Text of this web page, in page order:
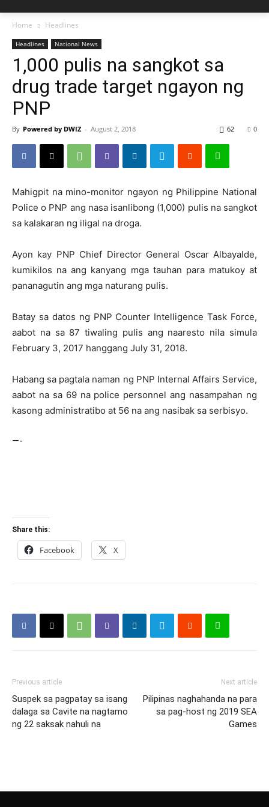
Home Headlines
Headlines National News
1,000 pulis na sangkot sa
drug trade target ngayon ng
PNP
By Powered by DWIZ - August 2, 2018 0
62
Mahigpit na mino-monitor ngayon ng Philippine National
Police o PNP ang nasa isanlibong (1,000) pulis na sangkot
sa kalakaran ng iligal na droga.
Ayon kay PNP Chief Director General Oscar Albayalde,
kumikilos na ang kanyang mga tauhan para matukoy at
pananagutin ang mga naturang pulis.
Batay sa datos ng PNP Counter Intelligence Task Force,
aabot na sa 87 tiwaling pulis ang naaresto nila simula
February 3, 2017 hanggang July 31, 2018.
Habang sa pagtala naman ng PNP Internal Affairs Service,
aabot na sa 69 na police personnel ang nasampahan ng
kasong administratibo at 56 na ang nasibak sa serbisyo.
—-
Share this:
Facebook X
Previous article
Suspek sa pagpatay sa isang
dalaga sa Cavite na nagtamo
ng 22 saksak nahuli na
Next article
Pilipinas naghahanda na para
sa pag-host ng 2019 SEA
Games